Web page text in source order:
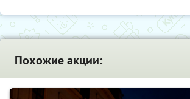
Похожие акции: